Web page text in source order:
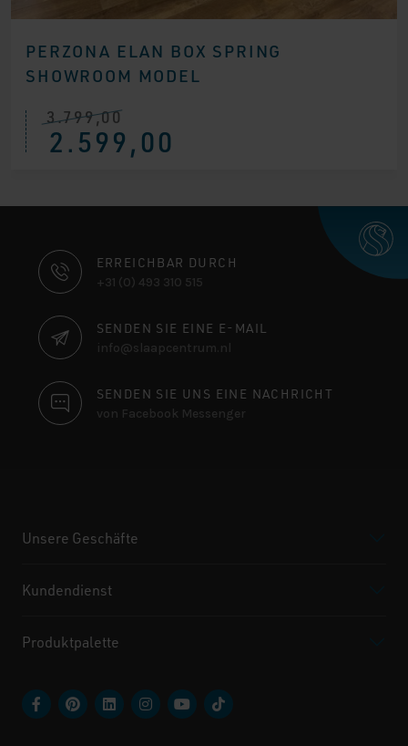
PERZONA ELAN BOX SPRING
SHOWROOM MODEL
3.799,00
Ursprünglicher
Preis
war:
2.599,00
Aktueller
Preis
ist:
KONTAKTINFORMATIONEN
ERREICHBAR DURCH
+31 (0) 493 310 515
SENDEN SIE EINE E-MAIL
info@slaapcentrum.nl
SENDEN SIE UNS EINE NACHRICHT
von Facebook Messenger
Unsere Geschäfte
Kundendienst
Produktpalette